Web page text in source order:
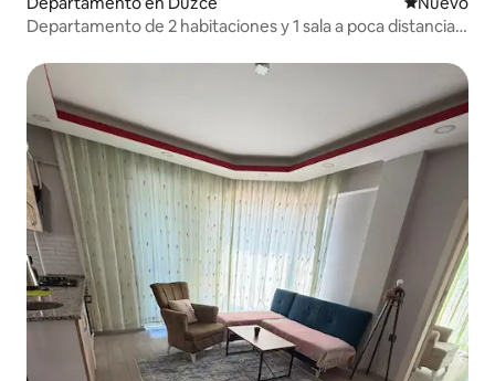
Departamento de 2 habitaciones y 1 sala a poca distancia a